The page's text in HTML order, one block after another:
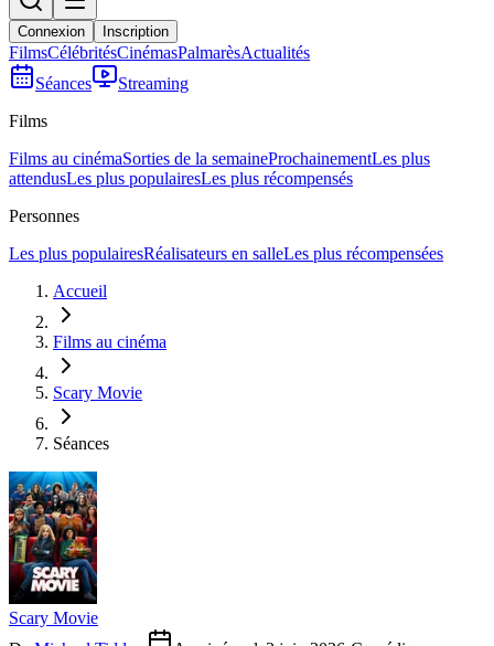
Connexion Inscription
FilmsCélébritésCinémasPalmarèsActualités
Séances
Streaming
Films
Films au cinémaSorties de la semaineProchainementLes plus
attendusLes plus populairesLes plus récompensés
Personnes
Les plus populairesRéalisateurs en salleLes plus récompensées
Accueil
Films au cinéma
Scary Movie
Séances
Scary Movie